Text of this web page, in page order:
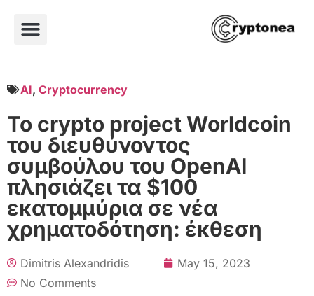
AI, Cryptocurrency
Το crypto project Worldcoin
του διευθύνοντος
συμβούλου του OpenAI
πλησιάζει τα $100
εκατομμύρια σε νέα
χρηματοδότηση: έκθεση
Dimitris Alexandridis
May 15, 2023
No Comments